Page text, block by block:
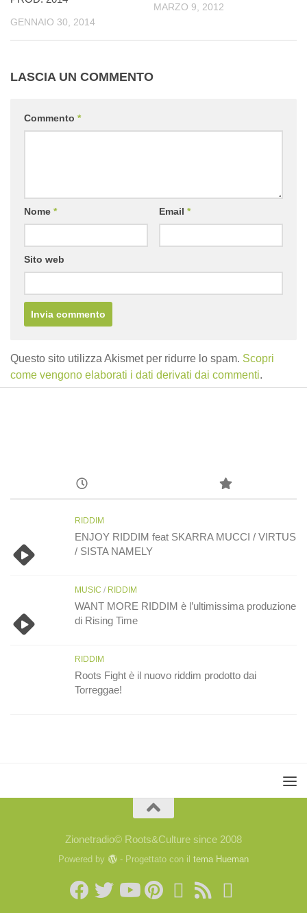
GENNAIO 30, 2014
MARZO 9, 2012
LASCIA UN COMMENTO
Commento *
Nome * Email *
Sito web
Questo sito utilizza Akismet per ridurre lo spam. Scopri
come vengono elaborati i dati derivati dai commenti.
RIDDIM
ENJOY RIDDIM feat SKARRA MUCCI / VIRTUS
/ SISTA NAMELY
MUSIC / RIDDIM
WANT MORE RIDDIM è l’ultimissima produzione
di Rising Time
RIDDIM
Roots Fight è il nuovo riddim prodotto dai
Torreggae!
Zionetradio© Roots&Culture since 2008
Powered by - Progettato con il tema Hueman